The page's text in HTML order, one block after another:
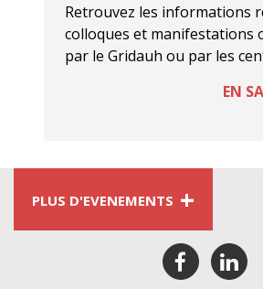
Retrouvez les informations
colloques et manifestations
par le Gridauh ou par les
EN
PLUS D'EVENEMENTS +
facebook